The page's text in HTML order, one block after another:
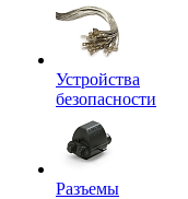
Устройства
безопасности
Разъемы